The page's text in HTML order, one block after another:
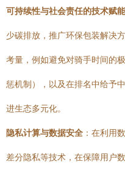
可持续性与社会责任的技术赋能
少碳排放，推广环保包装解决
考量，例如避免对骑手时间的
惩机制），以及在排名中给予
进生态多元化。
隐私计算与数据安全 ：在利用
差分隐私等技术，在保障用户